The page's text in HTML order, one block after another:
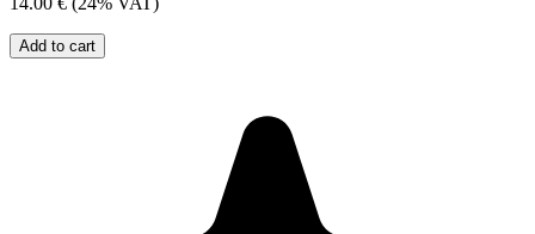
Add to cart